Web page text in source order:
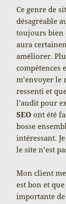
Ce genre de
désagréable
toujours bien
aura
améliorer.
compétences
m’envoyer
ressenti et
l’audit pour
SEO ont été
bosse
intéressant.
le site n’est
Mon client
est bon et
importante